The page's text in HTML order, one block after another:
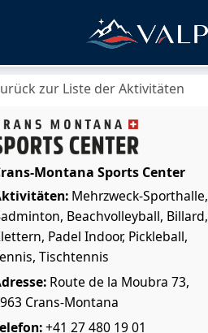
zur Liste der Aktivitäten
Montana Sports Center
Mehrzweck-Sporthalle,
Beachvolleyball, Billard,
Padel Indoor, Pickleball,
Tischtennis
Route de la Moubra 73,
Crans-Montana
+41 27 480 19 01